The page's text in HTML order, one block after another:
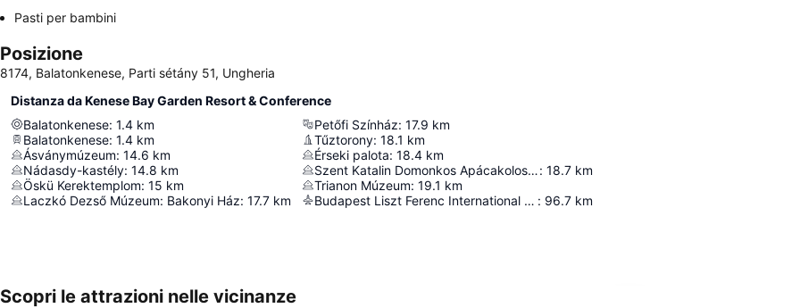
Pasti per bambini
Posizione
8174, Balatonkenese, Parti sétány 51, Ungheria
Distanza da Kenese Bay Garden Resort & Conference
Balatonkenese: 1.4 km
Balatonkenese: 1.4 km
Ásványmúzeum: 14.6 km
Nádasdy-kastély: 14.8 km
Öskü Kerektemplom: 15 km
Laczkó Dezső Múzeum: Bakonyi Ház: 17.7 km
Petőfi Színház: 17.9 km
Tűztorony: 18.1 km
Érseki palota: 18.4 km
Szent Katalin Domonkos Apácakolostor romjai: 18.7 km
Trianon Múzeum: 19.1 km
Budapest Liszt Ferenc International Airport : 96.7 km
Scopri le attrazioni nelle vicinanze